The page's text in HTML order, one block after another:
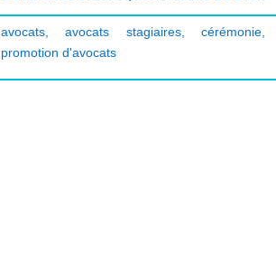
avocats,avocats stagiaires,cérémonie,
promotion d'avocats